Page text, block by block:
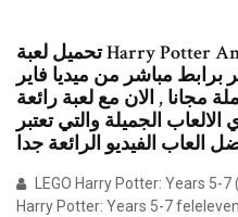
تحميل لعبة Harry Potter And The Deathly Hallows 2
للكمبيوتر برابط مباشر من ميديا فاير
, الان مع لعبة رائعة
الجميلة والتي تعتبر
العاب الفيديو الرائعة جدا
LEGO Harry Potter: Years 5-
Harry Potter: Years 5-7